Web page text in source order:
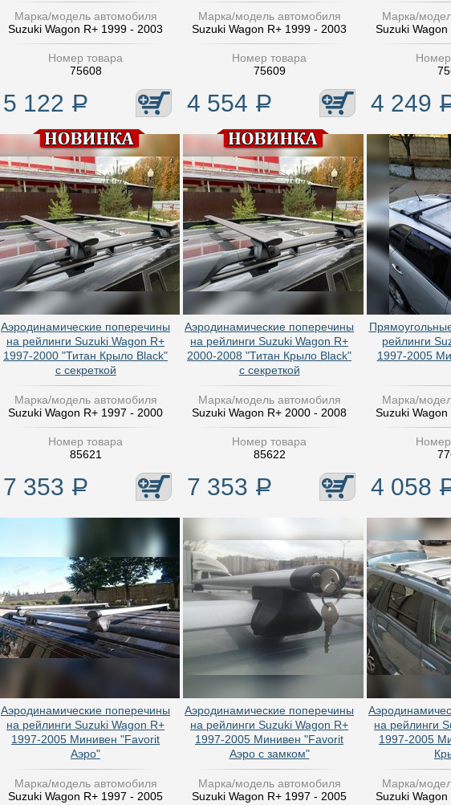
Марка/модель автомобиля
Suzuki Wagon R+ 1999 - 2003
Номер товара
75608
5 122 Р
Марка/модель автомобиля
Suzuki Wagon R+ 1999 - 2003
Номер товара
75609
4 554 Р
Марка/
Suzuki
Номер
4 249
Аэродинамические поперечины
на рейлинги Suzuki Wagon R+
1997-2000 "Титан Крыло Black"
с секреткой
Марка/модель автомобиля
Suzuki Wagon R+ 1997 - 2000
Номер товара
85621
7 353 Р
Аэродинамические поперечины
на рейлинги Suzuki Wagon R+
2000-2008 "Титан Крыло Black"
с секреткой
Марка/модель автомобиля
Suzuki Wagon R+ 2000 - 2008
Номер товара
85622
7 353 Р
рейлинги
1997-2005
Марка/
Suzuki
Номер
4 058
Аэродинамические поперечины
на рейлинги Suzuki Wagon R+
1997-2005 Минивен "Favorit
Аэро"
Марка/модель автомобиля
Suzuki Wagon R+ 1997 - 2005
Аэродинамические поперечины
на рейлинги Suzuki Wagon R+
1997-2005 Минивен "Favorit
Аэро с замком"
Марка/модель автомобиля
Suzuki Wagon R+ 1997 - 2005
на рейлинги
1997-2005
Марка/
Suzuki